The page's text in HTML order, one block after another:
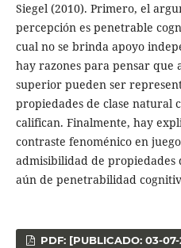
Siegel (2010). Primero, el
percepción es penetrable
cual no se brinda apoyo
hay razones para pensar que
superior pueden ser
propiedades de clase natural
califican. Finalmente, hay
contraste fenoménico en
admisibilidad de propiedades
aún de penetrabilidad
PDF: [PUBLICADO: 03-